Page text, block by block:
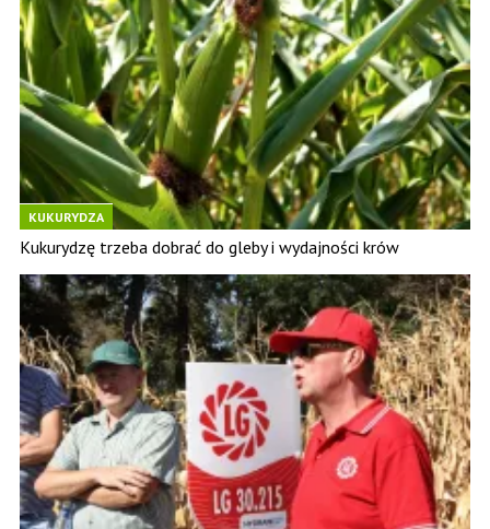
KUKURYDZA
Kukurydzę trzeba dobrać do gleby i wydajności krów